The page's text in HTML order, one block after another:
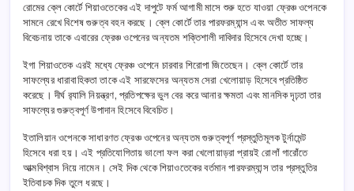
রোমের ক্লে কোর্টে শিয়াওতেকের এই দাপুটে ফর্ম আগামী মাসে শুরু হতে যাওয়া ফ্রেঞ্চ ওপেনকে
সামনে রেখে বিশেষ গুরুত্ব বহন করছে। ক্লে কোর্টে তার পারফরম্যান্স এবং অতীত সাফল্য
বিবেচনায় তাকে এবারের ফ্রেঞ্চ ওপেনের অন্যতম শক্তিশালী দাবিদার হিসেবে দেখা হচ্ছে।
ইগা শিয়াওতেক এরই মধ্যে ফ্রেঞ্চ ওপেনে চারবার শিরোপা জিতেছেন। ক্লে কোর্টে তার
সাফল্যের ধারাবাহিকতা তাকে এই সারফেসের অন্যতম সেরা খেলোয়াড় হিসেবে প্রতিষ্ঠিত
করেছে। দীর্ঘ র‌্যালি নিয়ন্ত্রণ, প্রতিপক্ষের ভুল বের করে আনার ক্ষমতা এবং মানসিক দৃঢ়তা তার
সাফল্যের গুরুত্বপূর্ণ উপাদান হিসেবে বিবেচিত।
ইতালিয়ান ওপেনকে সাধারণত ফ্রেঞ্চ ওপেনের অন্যতম গুরুত্বপূর্ণ প্রস্তুতিমূলক টুর্নামেন্ট
হিসেবে ধরা হয়। এই প্রতিযোগিতায় ভালো ফল করা খেলোয়াড়রা প্রায়ই রোলাঁ গারোঁতে
আত্মবিশ্বাস নিয়ে নামেন। সেই দিক থেকে শিয়াওতেকের বর্তমান পারফরম্যান্স তার প্রস্তুতির
ইতিবাচক দিক তুলে ধরছে।